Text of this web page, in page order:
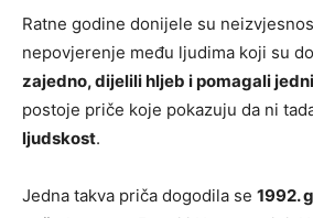
Ratne godine donijele su
nepovjerenje među ljudima koji su
zajedno, dijelili hljeb i pomagali
postoje priče koje pokazuju da ni
ljudskost.
Jedna takva priča dogodila se 1992.